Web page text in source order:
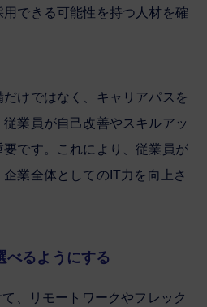
できる可能性を持つ人材を確
けではなく、キャリアパスを
業員が自己改善やスキルアッ
です。これにより、従業員が
業全体としてのIT力を向上さ
べるようにする
、リモートワークやフレック